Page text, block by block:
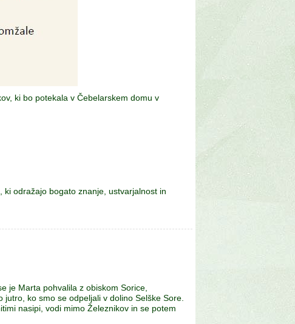
ki bo potekala v Čebelarskem domu v
odražajo bogato znanje, ustvarjalnost in
je Marta pohvalila z obiskom Sorice,
ko smo se odpeljali v dolino Selške Sore.
nasipi, vodi mimo Železnikov in se potem